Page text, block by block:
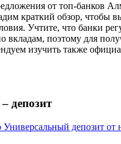
от топ-банков
краткий обзор, чтобы
Учтите, что банки
вкладам, поэтому для
изучить также
депозит
депозит от